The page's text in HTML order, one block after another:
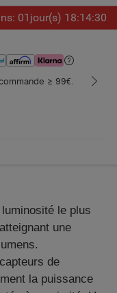
: 01 jour(s) 18:14:28
≥ 99€.
le plus
une
de
la puissance